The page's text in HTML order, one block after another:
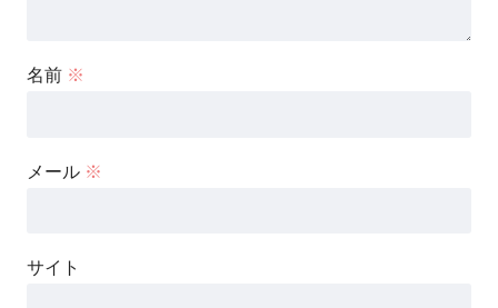
名前 ※
メール ※
サイト